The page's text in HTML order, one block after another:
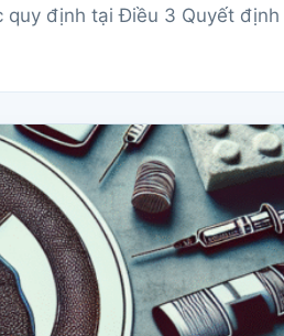
quy định tại Điều 3 Quyết định